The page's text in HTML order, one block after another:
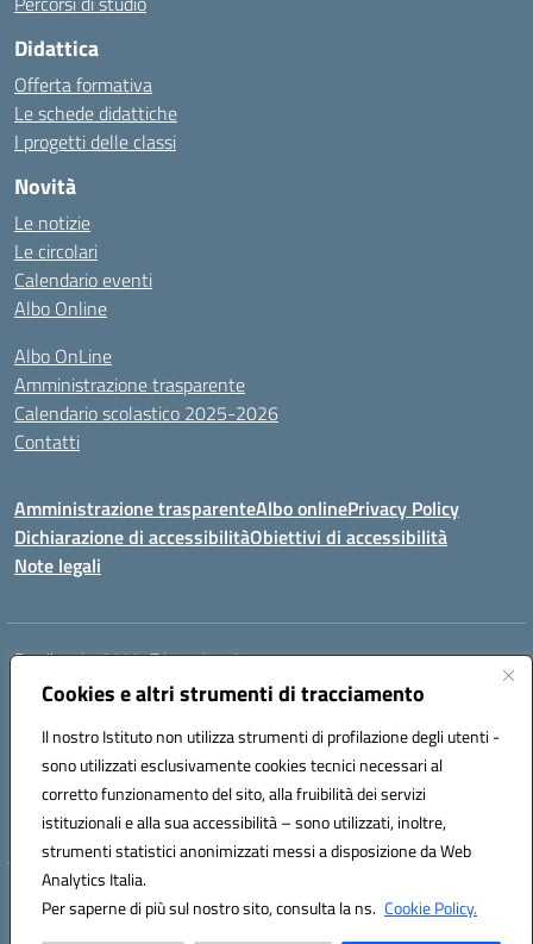
Cookies e altri strumenti di tracciamento
Il nostro Istituto non utilizza strumenti di profilazione degli utenti -
sono utilizzati esclusivamente cookies tecnici necessari al
corretto funzionamento del sito, alla fruibilità dei servizi
istituzionali e alla sua accessibilità – sono utilizzati, inoltre,
strumenti statistici anonimizzati messi a disposizione da Web
Analytics Italia.
Per saperne di più sul nostro sito, consulta la ns. Cookie Policy.
Didattica
Offerta formativa
Le schede didattiche
I progetti delle classi
Novità
Le notizie
Le circolari
Calendario eventi
Albo Online
Albo OnLine
Amministrazione trasparente
Calendario scolastico 2025-2026
Contatti
Amministrazione trasparenteAlbo onlinePrivacy Policy
Dichiarazione di accessibilitàObiettivi di accessibilità
Note legali
Email:rmis12800r@istruzione.it
Via E.Q. Visconti, 13 00193 ROMA (RM)
Telefono: 06121124725 Fax: 063216207
Codice univoco ufficio: UFSRLT
Codice meccanografico: RMIS12800R
Codice fiscale: 80210770584
Hosting & Powered by 3D Solution S.r.l.
Concept & Design by Designers Italia